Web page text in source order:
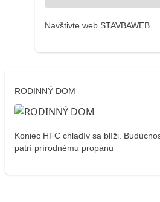
Navštivte web STAVBAWEB
RODINNÝ DOM
Koniec HFC chladív sa blíži.
patrí prírodnému propánu